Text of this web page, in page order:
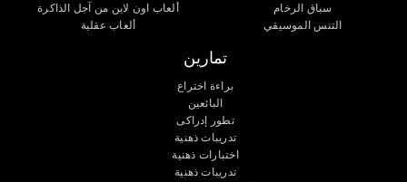
سباق الرخام
التنس الموسيقي
ألعاب اون لاين من آجل الذاكرة
ألعاب عقلية
تمارين
براءة اختراع
البائعين
تطور إدراكى
تدريبات ذهنية
اختبارات ذهنية
تدريبات ذهنية